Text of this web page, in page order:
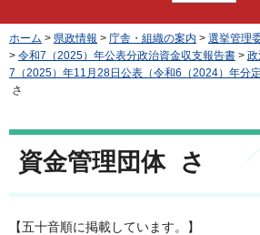
ホーム > 県政情報 > 庁舎・組織の案内 > 選挙管理
> 令和7（2025）年公表分政治資金収支報告書 >
7（2025）年11月28日公表（令和6（2024）年分定
さ
資金管理団体 さ
【五十音順に掲載しています。】